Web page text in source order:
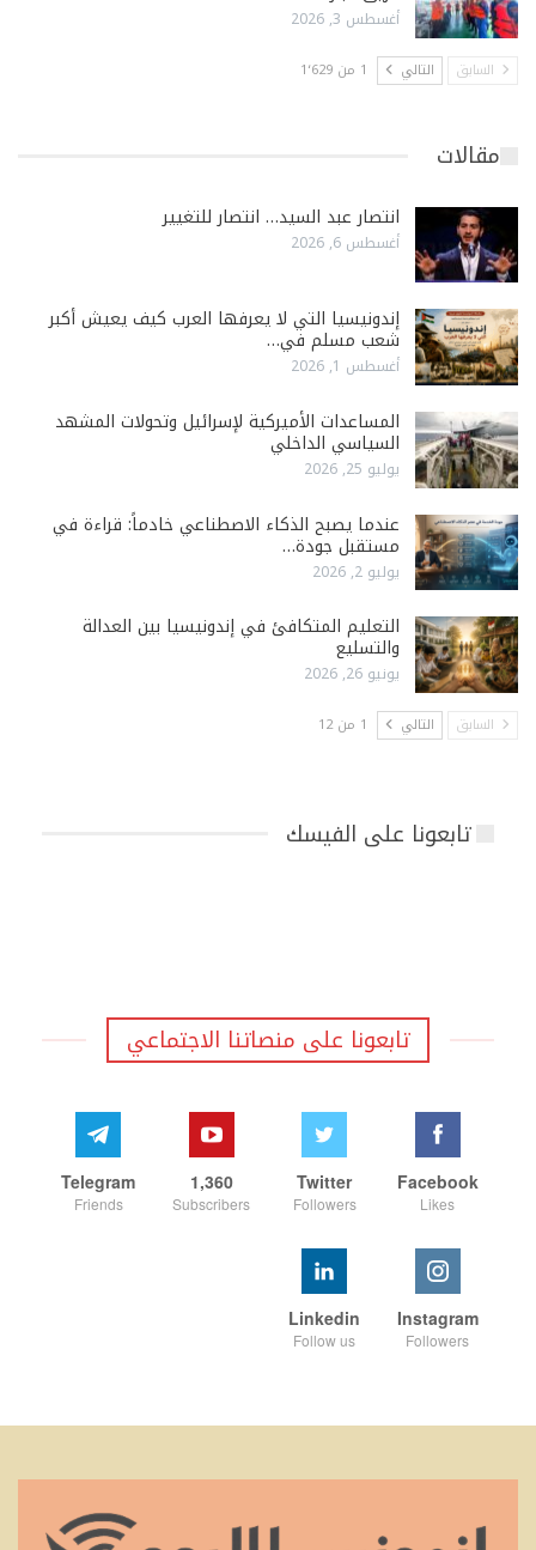
أغسطس 3, 2026
السابق التالي 1 من 1٬629
مقالات
انتصار عبد السيد… انتصار للتغيير
أغسطس 6, 2026
إندونيسيا التي لا يعرفها العرب كيف يعيش أكبر
شعب مسلم في…
أغسطس 1, 2026
المساعدات الأميركية لإسرائيل وتحولات المشهد
السياسي الداخلي
يوليو 25, 2026
عندما يصبح الذكاء الاصطناعي خادماً: قراءة في
مستقبل جودة…
يوليو 2, 2026
التعليم المتكافئ في إندونيسيا بين العدالة
والتسليع
يونيو 26, 2026
السابق التالي 1 من 12
تابعونا على الفيسك
تابعونا على منصاتنا الاجتماعي
Facebook
Likes
Twitter
Followers
1,360
Subscribers
Telegram
Friends
Instagram
Followers
Linkedin
Follow us